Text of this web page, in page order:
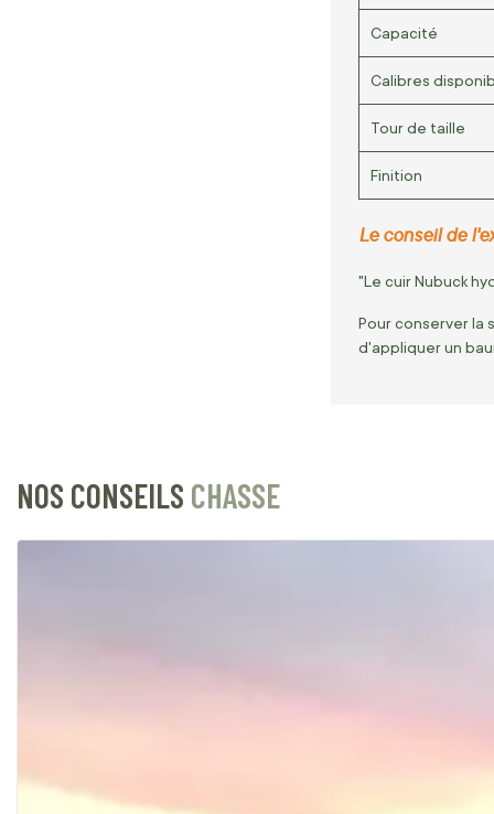
Capacité
Calibres
Tour de taille
Finition
Le conseil de
"Le cuir Nubuck
Pour conserver la
d'appliquer un
NOS CONSEILS CHASSE